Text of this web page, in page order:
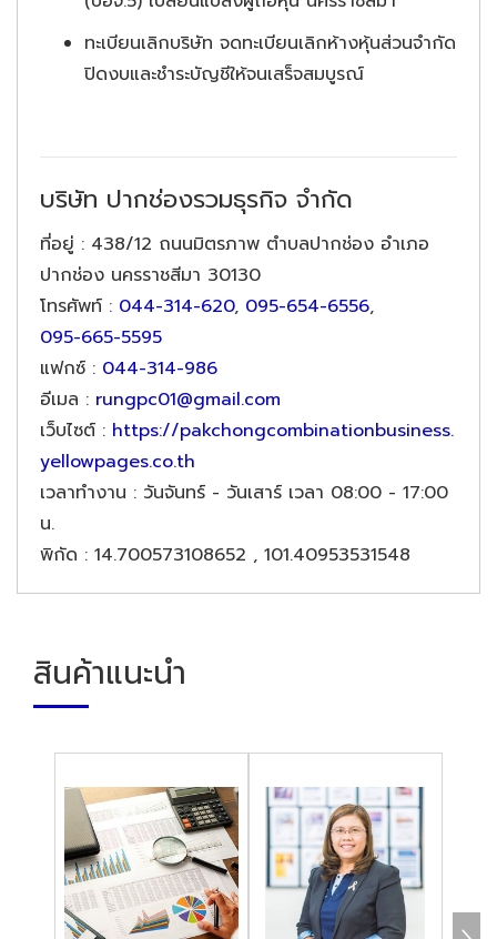
ทะเบียนเลิกบริษัท จดทะเบียนเลิกห้างหุ้นส่วนจำกัด
ปิดงบและชำระบัญชีให้จนเสร็จสมบูรณ์
บริษัท ปากช่องรวมธุรกิจ จำกัด
ที่อยู่ : 438/12 ถนนมิตรภาพ ตำบลปากช่อง อำเภอ
ปากช่อง นครราชสีมา 30130
โทรศัพท์ : 044-314-620, 095-654-6556,
095-665-5595
แฟกซ์ : 044-314-986
อีเมล : rungpc01@gmail.com
เว็บไซต์ : https://pakchongcombinationbusiness.
yellowpages.co.th
เวลาทำงาน : วันจันทร์ - วันเสาร์ เวลา 08:00 - 17:00
น.
พิกัด : 14.700573108652 , 101.40953531548
สินค้าแนะนำ